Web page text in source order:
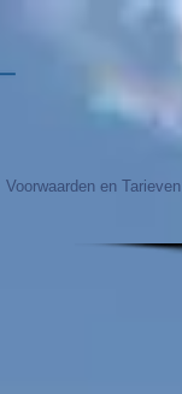
Voorwaarden en Tarieven